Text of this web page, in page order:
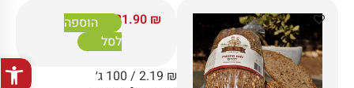
פתח
21.90 ₪
הוספה
לסל
2.19 ₪
/ 100 ג׳